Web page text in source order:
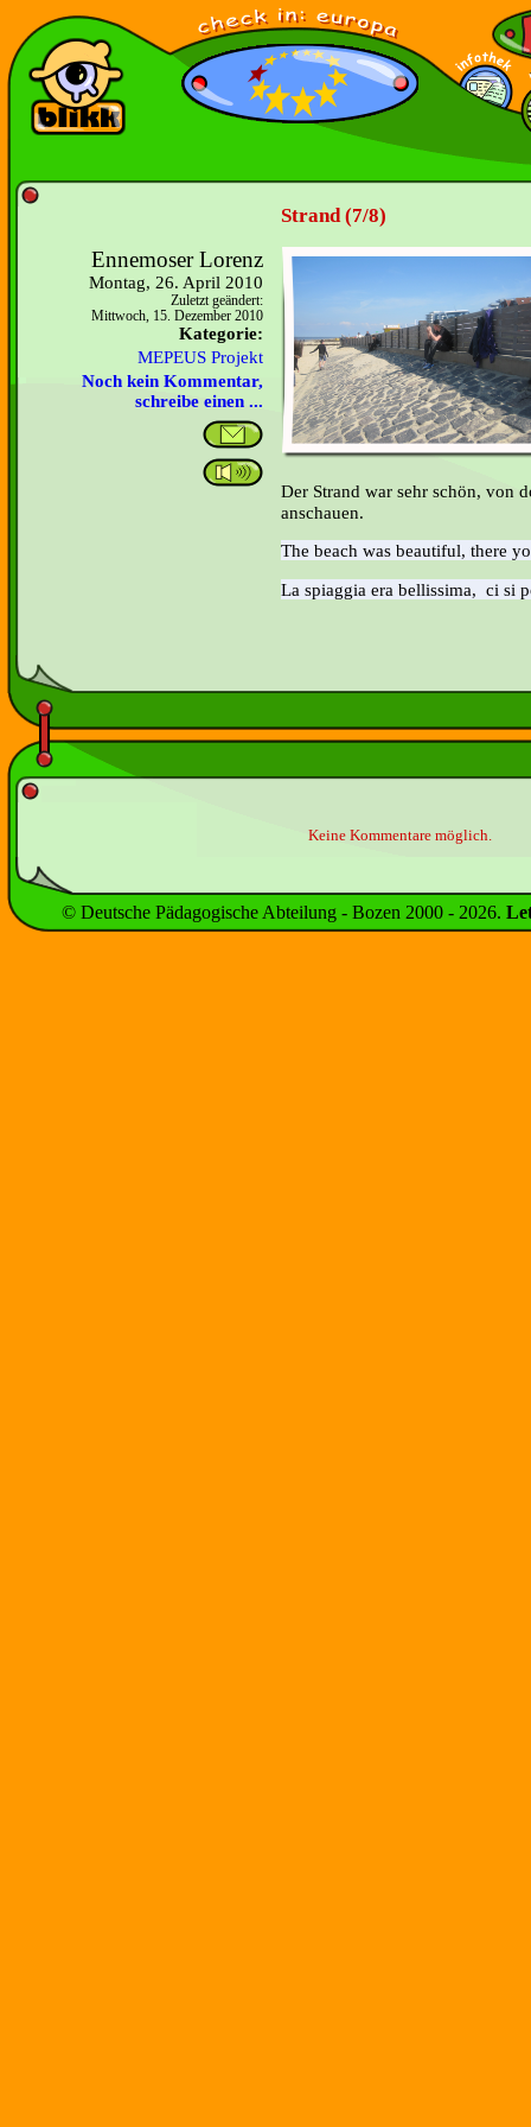
Strand (7/8)
Ennemoser Lorenz
Montag, 26. April 2010
Zuletzt geändert:
Mittwoch, 15. Dezember 2010
Kategorie:
MEPEUS Projekt
Noch kein Kommentar,
schreibe einen ...
Der Strand war sehr schön, von
anschauen.
The beach was beautiful, there
La spiaggia era bellissima, ci si
Keine Kommentare möglich.
© Deutsche Pädagogische Abteilung - Bozen 2000 - 2026.